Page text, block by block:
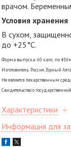
врачом.
Условия хранения
В сухом,
до +25°С.
Форма выпуска: 60 капс. по
Изготовитель: Россия, Горный
Не является лекарственным
Свидетельство о
Характеристики
Информация для